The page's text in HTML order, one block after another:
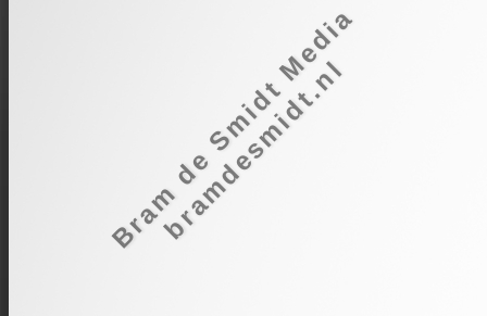
Bram de Smidt Media
bramdesmidt.nl